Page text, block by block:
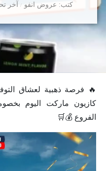
كتب عروض انفو آخر
🔥 فرصة ذهبية لعشاق
كازيون ماركت اليوم
الفروع 💰🛒